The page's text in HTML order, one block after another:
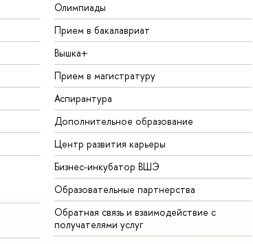
Олимпиады
Прием в бакалавриат
Вышка+
Прием в магистратуру
Аспирантура
Дополнительное образование
Центр развития карьеры
Бизнес-инкубатор ВШЭ
Образовательные партнерства
Обратная связь и взаимодействие с
получателями услуг